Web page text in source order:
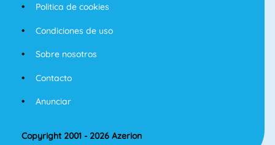
Politica de cookies
Condiciones de uso
Sobre nosotros
Contacto
Anunciar
Copyright 2001 - 2026 Azerion